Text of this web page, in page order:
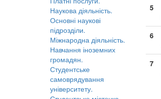
Наукова діяльність.
Основні наукові
підрозділи.
Міжнародна діяльність.
Навчання іноземних
громадян.
Студентське
самоврядування
університету.
5
6
7